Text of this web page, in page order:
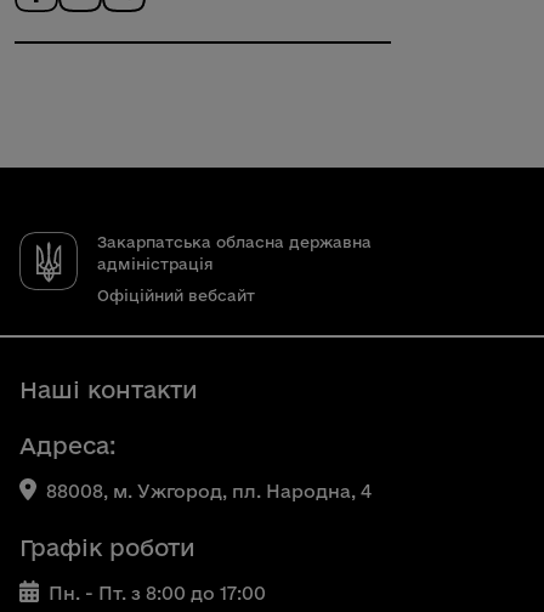
Закарпатська обласна державна
адміністрація
Офіційний вебсайт
Наші контакти
Адреса:
88008, м. Ужгород, пл. Народна, 4
Графік роботи
Пн. - Пт. з 8:00 до 17:00